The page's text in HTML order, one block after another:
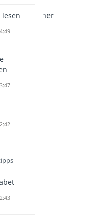
aber sicher
vernetzt
Free